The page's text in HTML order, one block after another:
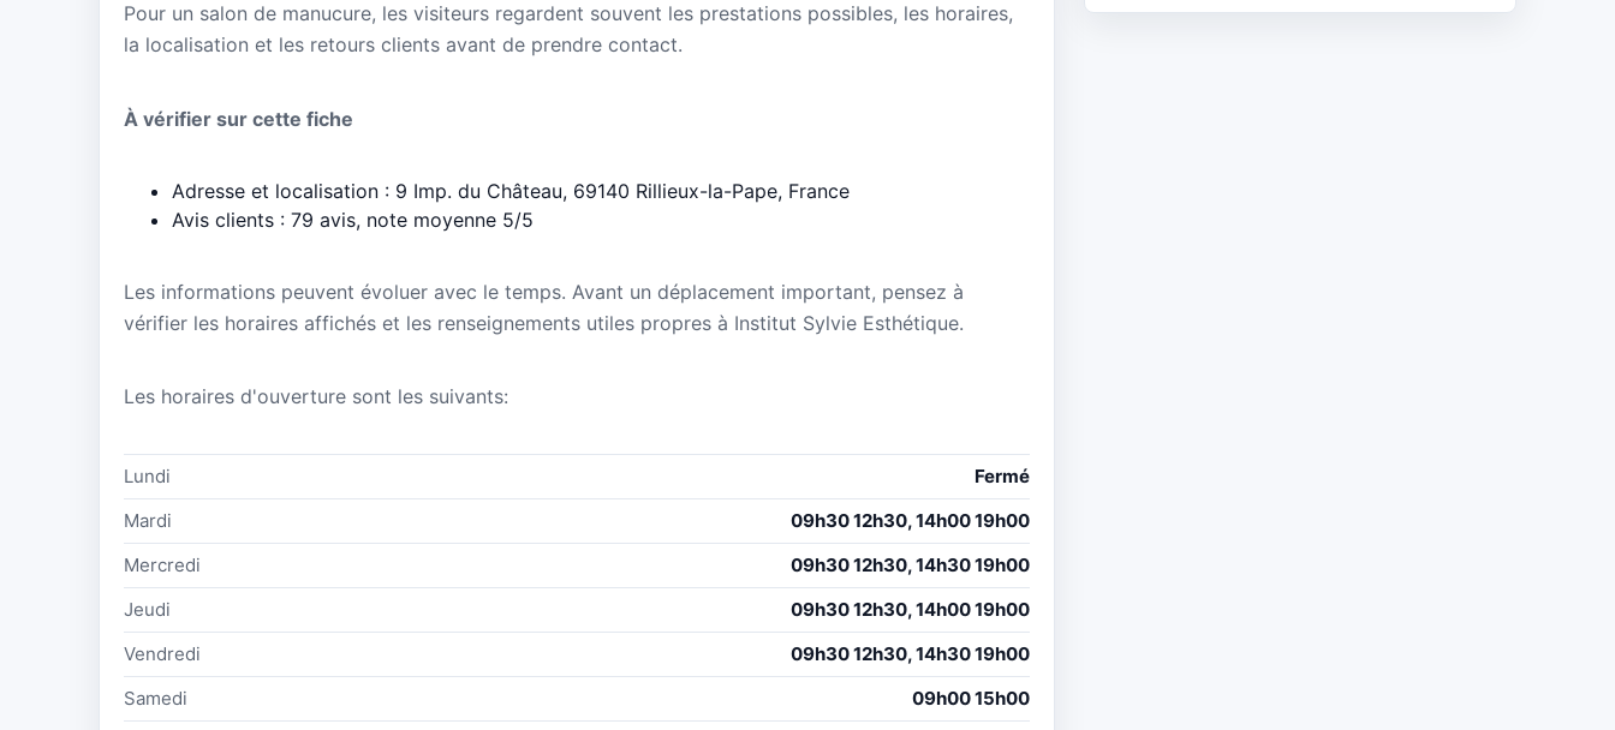
Pour un salon de manucure, les visiteurs regardent souvent les prestations possibles, les horaires,
la localisation et les retours clients avant de prendre contact.
À vérifier sur cette fiche
Adresse et localisation : 9 Imp. du Château, 69140 Rillieux-la-Pape, France
Avis clients : 79 avis, note moyenne 5/5
Les informations peuvent évoluer avec le temps. Avant un déplacement important, pensez à
vérifier les horaires affichés et les renseignements utiles propres à Institut Sylvie Esthétique.
Les horaires d'ouverture sont les suivants:
Lundi
Fermé
Mardi
09h30 12h30, 14h00 19h00
Mercredi
09h30 12h30, 14h30 19h00
Jeudi
09h30 12h30, 14h00 19h00
Vendredi
09h30 12h30, 14h30 19h00
Samedi
09h00 15h00